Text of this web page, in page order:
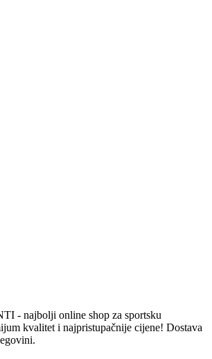
- najbolji online shop za sportsku
kvalitet i najpristupačnije cijene! Dostava